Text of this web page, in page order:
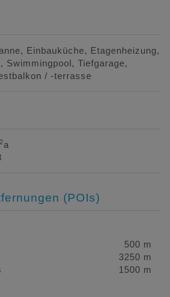
Einbauküche
Etagenheizung
Swimmingpool
Tiefgarage
/ -terrasse
2a
(POIs)
500 m
3250 m
1500 m